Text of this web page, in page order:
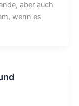
aber auch
wenn es